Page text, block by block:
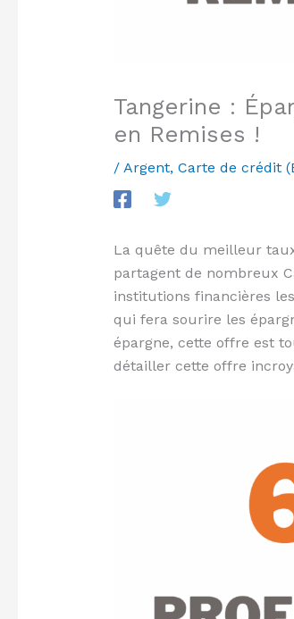
Tangerine :
en Remises !
/ Argent, Carte de crédit
La quête du meilleur
partagent de nombreux
institutions financières
qui fera sourire les
épargne, cette offre est
détailler cette offre